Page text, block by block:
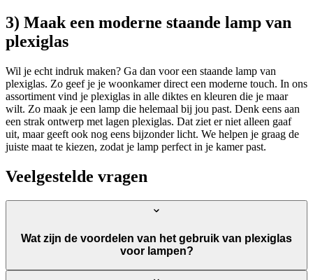
3) Maak een moderne staande lamp van
plexiglas
Wil je echt indruk maken? Ga dan voor een staande lamp van
plexiglas. Zo geef je je woonkamer direct een moderne touch. In ons
assortiment vind je plexiglas in alle diktes en kleuren die je maar
wilt. Zo maak je een lamp die helemaal bij jou past. Denk eens aan
een strak ontwerp met lagen plexiglas. Dat ziet er niet alleen gaaf
uit, maar geeft ook nog eens bijzonder licht. We helpen je graag de
juiste maat te kiezen, zodat je lamp perfect in je kamer past.
Veelgestelde vragen
Wat zijn de voordelen van het gebruik van plexiglas
voor lampen?